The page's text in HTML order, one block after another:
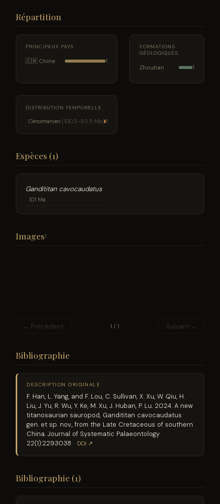
Répartition
PRINCIPAUX PAYS
🇨🇳 Chine 1
FORMATIONS
GÉOLOGIQUES
Zhoutian 1
DISTRIBUTION TEMPORELLE
Cénomanien (100.5–93.9 Ma) 1
Espèces (1)
Gandititan cavocaudatus
101 Ma
Images1
← Précédent 1 / 1 Suivant →
Bibliographie
DESCRIPTION ORIGINALE
F. Han, L. Yang, and F. Lou, C. Sullivan, X. Xu, W. Qiu, H.
Liu, J. Yu, R. Wu, Y. Ke, M. Xu, J. Huban, P. Lu. 2024. A new
titanosaurian sauropod, Gandititan cavocaudatus
gen. et sp. nov., from the Late Cretaceous of southern
China. Journal of Systematic Palaeontology
22(1):2293038
DOI ↗
Bibliographie (1)